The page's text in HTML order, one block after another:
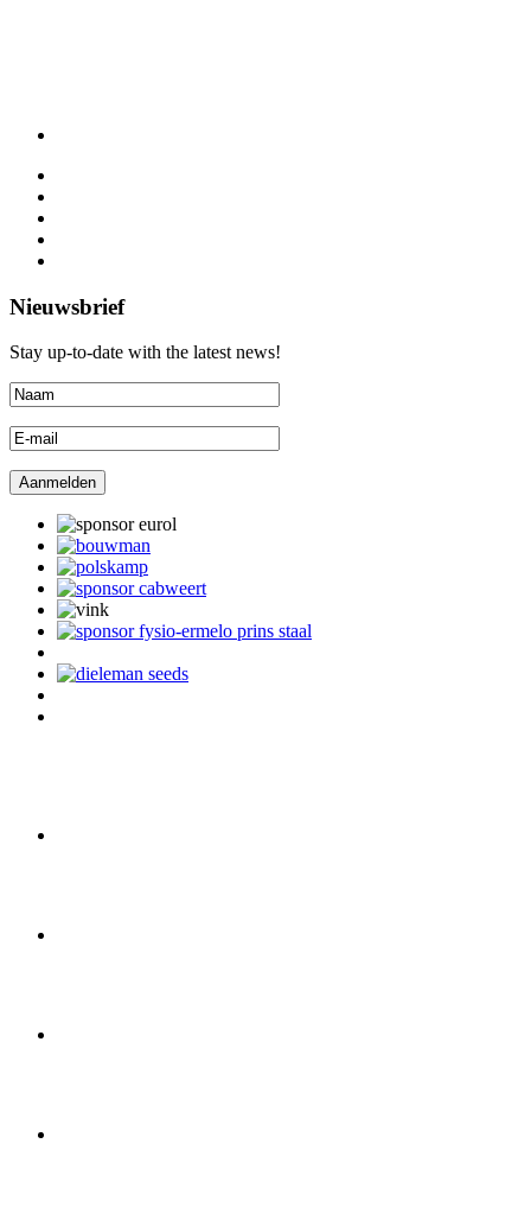
Nieuwsbrief
Stay up-to-date with the latest news!